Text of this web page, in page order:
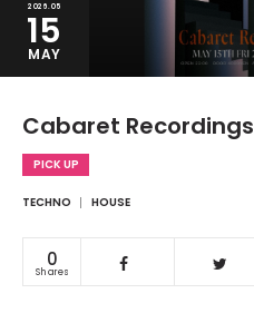
2026.05
15
MAY
Cabaret Recordings
PICK UP
TECHNO HOUSE
0
Shares